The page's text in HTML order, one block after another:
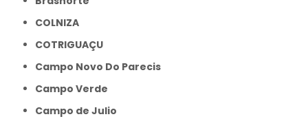
COLNIZA
COTRIGUAÇU
Campo Novo Do Parecis
Campo Verde
Campo de Julio